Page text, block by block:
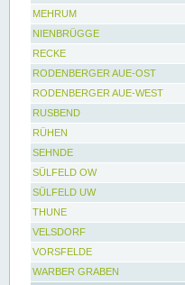
MEHRUM
NIENBRÜGGE
RECKE
RODENBERGER AUE-OST
RODENBERGER AUE-WEST
RUSBEND
RÜHEN
SEHNDE
SÜLFELD OW
SÜLFELD UW
THUNE
VELSDORF
VORSFELDE
WARBER GRABEN